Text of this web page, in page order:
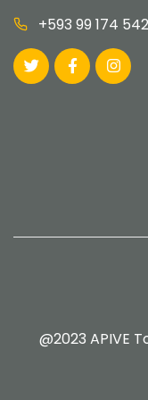
+593 99 174
@2023 APIVE